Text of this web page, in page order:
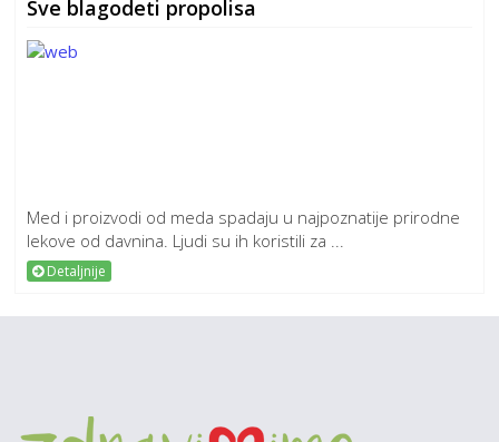
Sve blagodeti propolisa
Med i proizvodi od meda spadaju u najpoznatije prirodne
lekove od davnina. Ljudi su ih koristili za ...
Detaljnije